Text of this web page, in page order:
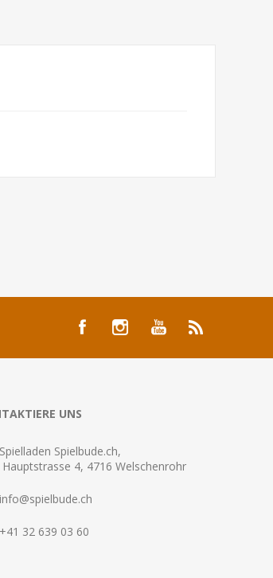
UNS
Spielladen Spielbude.ch,
4, 4716 Welschenrohr
info@spielbude.ch
+41 32 639 03 60